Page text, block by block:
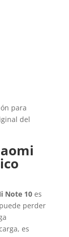
para
del
Note 10es
perder
es